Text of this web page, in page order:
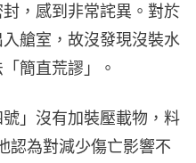
，感到非常詫異。對於
艙室，故沒發現沒裝水
簡直荒謬」。
」沒有加裝壓載物，料
認為對減少傷亡影響不